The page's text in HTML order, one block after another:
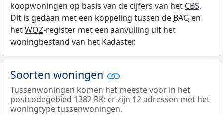
koopwoningen op basis van de cijfers van het CBS.
Dit is gedaan met een koppeling tussen de BAG en
hetWOZ-register met een aanvulling uit het
woningbestand van het Kadaster.
Soorten woningen
Tussenwoningen komen het meeste voor in het
postcodegebied 1382 RK: er zijn 12 adressen met het
woningtype tussenwoningen.